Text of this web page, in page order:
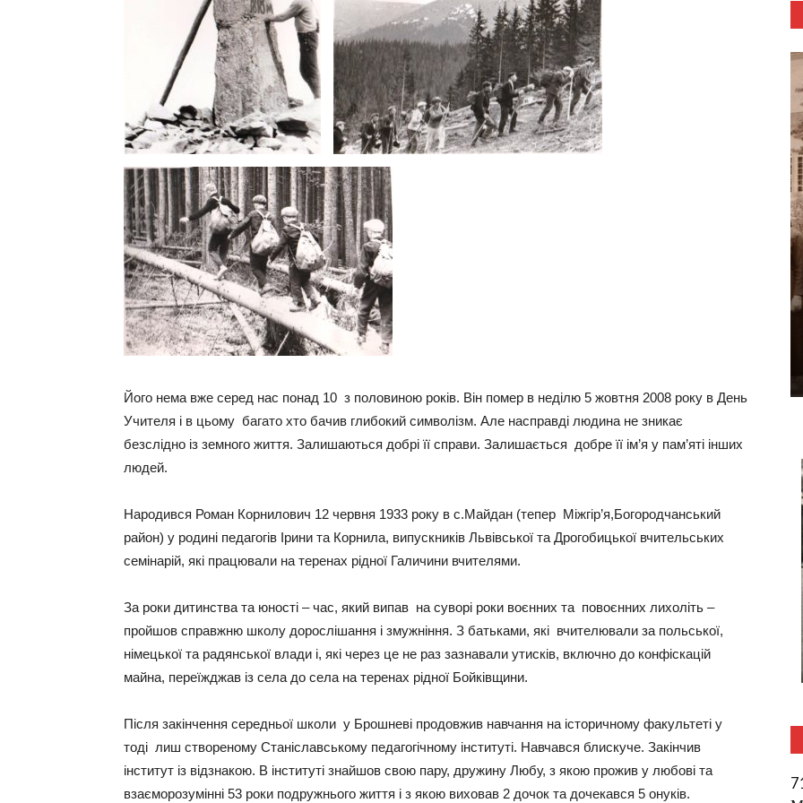
Його нема вже серед нас понад 10 з половиною років. Він помер в неділю 5 жовтня 2008 року в День
Учителя і в цьому багато хто бачив глибокий символізм. Але насправді людина не зникає
безслідно із земного життя. Залишаються добрі її справи. Залишається добре її ім’я у пам’яті інших
людей.
Народився Роман Корнилович 12 червня 1933 року в с.Майдан (тепер Міжгір’я,Богородчанський
район) у родині педагогів Ірини та Корнила, випускників Львівської та Дрогобицької вчительських
семінарій, які працювали на теренах рідної Галичини вчителями.
За роки дитинства та юності – час, який випав на суворі роки воєнних та повоєнних лихоліть –
пройшов справжню школу дорослішання і змужніння. З батьками, які вчителювали за польської,
німецької та радянської влади і, які через це не раз зазнавали утисків, включно до конфіскацій
майна, переїжджав із села до села на теренах рідної Бойківщини.
Після закінчення середньої школи у Брошневі продовжив навчання на історичному факультеті у
тоді лиш створеному Станіславському педагогічному інституті. Навчався блискуче. Закінчив
інститут із відзнакою. В інституті знайшов свою пару, дружину Любу, з якою прожив у любові та
взаєморозумінні 53 роки подружнього життя і з якою виховав 2 дочок та дочекався 5 онуків.
Підпільна діяльність греко-
католицької церкви Перегінська в
радянські часи
отець Дутчак Петро – шлях до мрії
стати священником
В Сливках вшанували
урядовців загиблих в 1919